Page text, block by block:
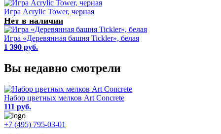
Игра Acrylic Tower, черная
Нет в наличии
Игра «Деревянная башня Tickler», белая
1 390 руб.
Вы недавно смотрели
Набор цветных мелков Art Concrete
111 руб.
+7 (495) 795-03-01